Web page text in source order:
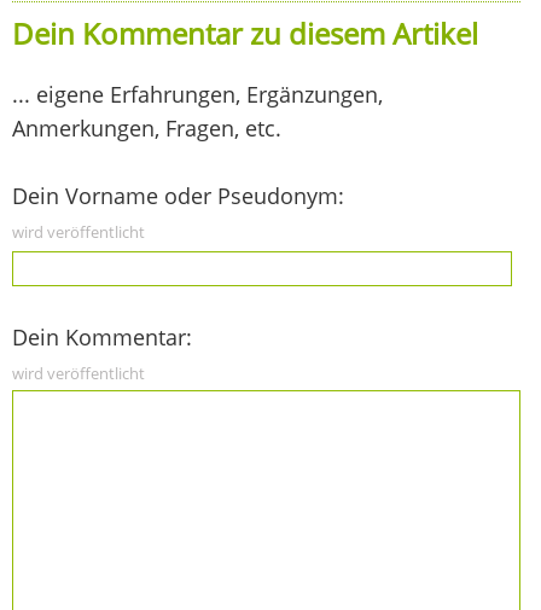
Dein Kommentar zu diesem Artikel
... eigene Erfahrungen, Ergänzungen,
Anmerkungen, Fragen, etc.
Dein Vorname oder Pseudonym:
wird veröffentlicht
Dein Kommentar:
wird veröffentlicht